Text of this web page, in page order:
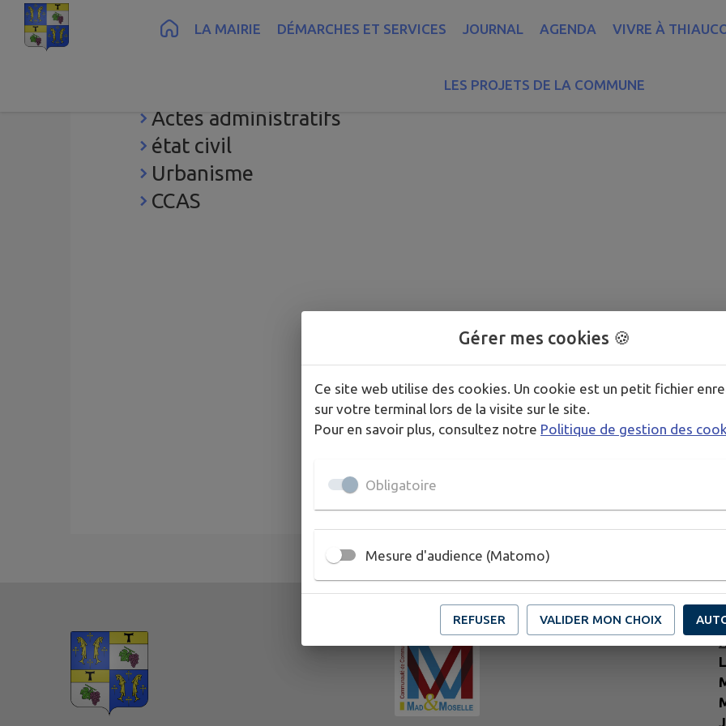
Contenu Recherche Pied de page
LA MAIRIE DÉMARCHES ET SERVICES JOURNAL AGENDA VIVRE À
LES PROJETS DE LA COMMUNE
Actes administratifs
état civil
Urbanisme
CCAS
Gérer mes cookies 🍪
Ce site web utilise des cookies. Un cookie est un petit fichier
sur votre terminal lors de la visite sur le site.
Pour en savoir plus, consultez notre Politique de gestion des
Obligatoire
Mesure d'audience (Matomo)
REFUSER VALIDER MON CHOIX